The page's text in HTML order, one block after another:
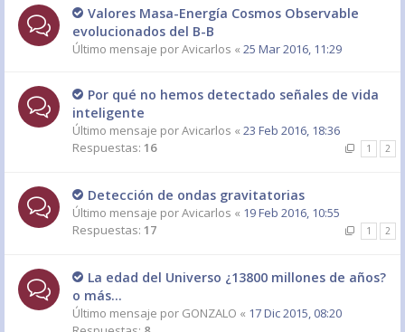
Valores Masa-Energía Cosmos Observable
evolucionados del B-B
Último mensaje porAvicarlos « 25 Mar 2016, 11:29
Por qué no hemos detectado señales de vida
inteligente
Último mensaje porAvicarlos « 23 Feb 2016, 18:36
Respuestas: 16 1 2
Detección de ondas gravitatorias
Último mensaje porAvicarlos « 19 Feb 2016, 10:55
Respuestas: 17 1 2
La edad del Universo ¿13800 millones de años?
o más...
Último mensaje por GONZALO « 17 Dic 2015, 08:20